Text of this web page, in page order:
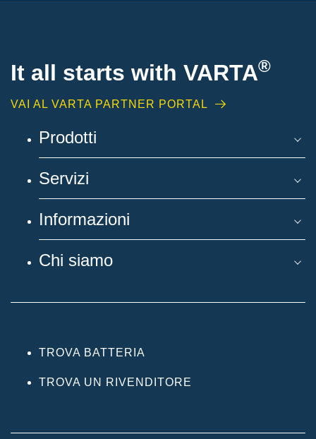
It all starts with VARTA®
VAI AL VARTA PARTNER PORTAL
Prodotti
Servizi
Informazioni
Chi siamo
TROVA BATTERIA
TROVA UN RIVENDITORE